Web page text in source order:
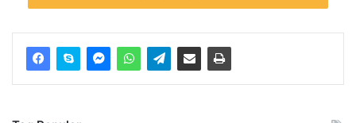
Taman Hiburan Gelora inilah yang menjadi cikal bakal
sebelum bernama Citra Niaga.